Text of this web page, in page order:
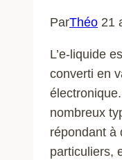
ParThéo 21
L’e-liquide
converti en
nombreux
répondant à
particuliers,